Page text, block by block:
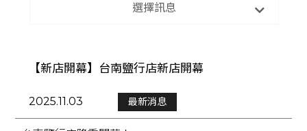
選擇訊息
【新店開幕】台南鹽行店新店開幕
2025.11.03 最新消息